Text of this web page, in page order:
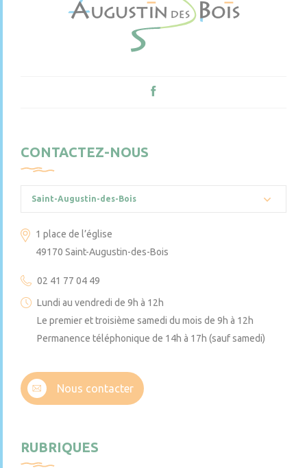
CONTACTEZ-NOUS
Saint-Augustin-des-Bois
1 place de l’église
49170 Saint-Augustin-des-Bois
02 41 77 04 49
Lundi au vendredi de 9h à 12h
Le premier et troisième samedi du mois de 9h à 12h
Permanence téléphonique de 14h à 17h (sauf samedi)
Nous contacter
RUBRIQUES